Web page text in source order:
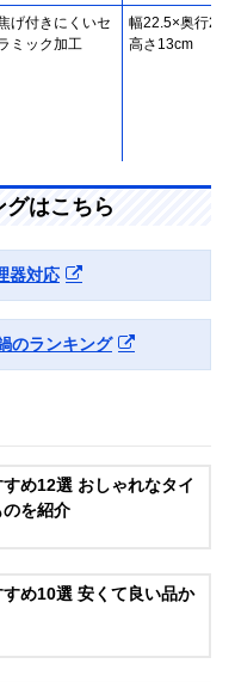
げ付きにくいセ
ミック加工
幅22.5×奥行
高さ13cm
ンプルかつスタ
リッシュなデザ
幅31.5×直径
の文様があしら
約幅22×口径
し料理も作れる
のこ付き
直径27.5×高さ
はこちら
器対応
のランキング
すめ12選 おしゃれなタイ
を紹介
め10選 安くて良い品か